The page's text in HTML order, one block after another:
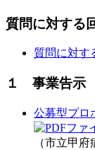
質問に対する
質問に対す
１ 事業告示
公募型プロ
（市立甲